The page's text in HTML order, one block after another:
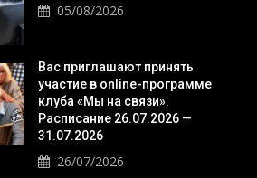
05/08/2026
Вас приглашают принять
участие в online-программе
клуба «Мы на связи».
Расписание 26.07.2026 —
31.07.2026
26/07/2026